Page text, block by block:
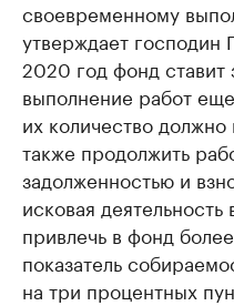
своевременному
утверждает господин
2020 год фонд ставит
выполнение работ
их количество
также продолжить
задолженностью и
исковая
привлечь в фонд
показатель
на три процентных